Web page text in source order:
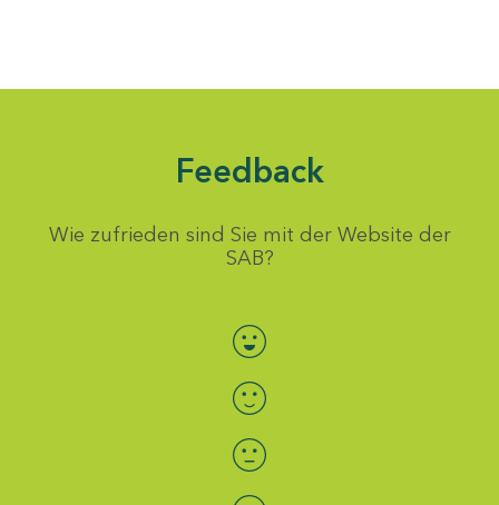
Feedback
Wie zufrieden sind Sie mit der Website der
SAB?
Bewertung auswählen